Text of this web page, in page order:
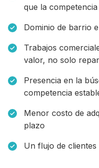
que la
Dominio de barrio
Trabajos
valor, no solo
Presencia en la
competencia
Menor costo de
plazo
Un flujo de